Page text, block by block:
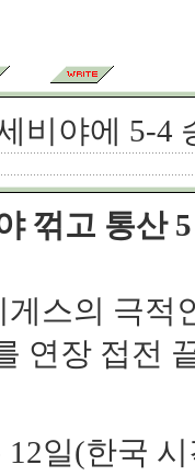
비야에 5-4
꺾고 통산
스의 극적
연장 접전
일(한국